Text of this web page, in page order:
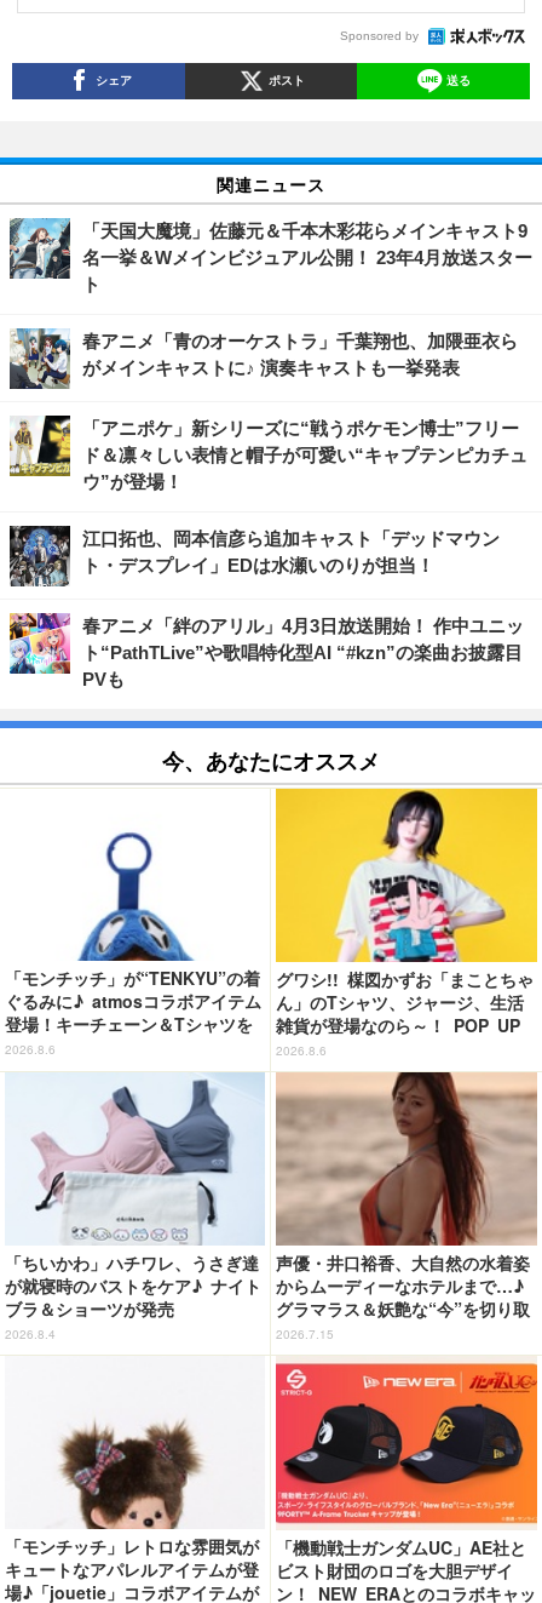
Sponsored by
シェア ポスト 送る
関連ニュース
「天国大魔境」佐藤元＆千本木彩花らメインキャスト9
名一挙＆Wメインビジュアル公開！ 23年4月放送スター
ト
春アニメ「青のオーケストラ」千葉翔也、加隈亜衣ら
がメインキャストに♪ 演奏キャストも一挙発表
「アニポケ」新シリーズに“戦うポケモン博士”フリー
ド＆凛々しい表情と帽子が可愛い“キャプテンピカチュ
ウ”が登場！
江口拓也、岡本信彦ら追加キャスト「デッドマウン
ト・デスプレイ」EDは水瀬いのりが担当！
春アニメ「絆のアリル」4月3日放送開始！ 作中ユニッ
ト“PathTLive”や歌唱特化型AI “#kzn”の楽曲お披露目
PVも
今、あなたにオススメ
「モンチッチ」が“TENKYU”の着
ぐるみに♪ atmosコラボアイテム
登場！キーチェーン＆Tシャツを
展開
2026.8.6
グワシ!! 楳図かずお「まことちゃ
ん」のTシャツ、ジャージ、生活
雑貨が登場なのら～！ POP UP
STORE in 墓場の画廊開催【8月
20日～】
2026.8.6
「ちいかわ」ハチワレ、うさぎ達
が就寝時のバストをケア♪ ナイト
ブラ＆ショーツが発売
2026.8.4
声優・井口裕香、大自然の水着姿
からムーディーなホテルまで…♪
グラマラス＆妖艶な“今”を切り取
り！3冊目写真集が発売中
2026.7.15
「モンチッチ」レトロな雰囲気が
キュートなアパレルアイテムが登
場♪「jouetie」コラボアイテムが
「機動戦士ガンダムUC」AE社と
ビスト財団のロゴを大胆デザイ
ン！ NEW ERAとのコラボキャッ